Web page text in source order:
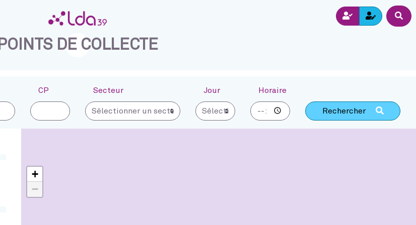
Connexion
Inscription
POINTS DE COLLECTE
CP Secteur Jour Horaire
Rechercher
Poursuivre après la carte intéractive
+
−
Retourner avant la carte intéractive